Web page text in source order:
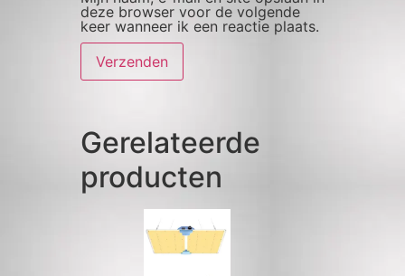
deze browser voor de volgende
keer wanneer ik een reactie plaats.
Gerelateerde
producten